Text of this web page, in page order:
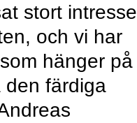
stort intresse
och vi har
hänger på
den färdiga